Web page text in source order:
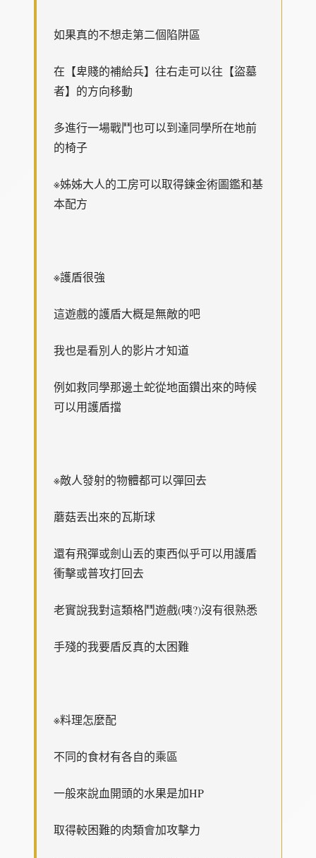
如果真的不想走第二個陷阱區
在【卑賤的補給兵】往右走可以往【盜墓
者】的方向移動
多進行一場戰鬥也可以到達同學所在地前
的椅子
※姊姊大人的工房可以取得鍊金術圖鑑和基
本配方
※護盾很強
這遊戲的護盾大概是無敵的吧
我也是看別人的影片才知道
例如救同學那邊土蛇從地面鑽出來的時候
可以用護盾擋
※敵人發射的物體都可以彈回去
蘑菇丟出來的瓦斯球
還有飛彈或劍山丟的東西似乎可以用護盾
衝擊或普攻打回去
老實說我對這類格鬥遊戲(咦?)沒有很熟悉
手殘的我要盾反真的太困難
※料理怎麼配
不同的食材有各自的乘區
一般來說血開頭的水果是加HP
取得較困難的肉類會加攻擊力